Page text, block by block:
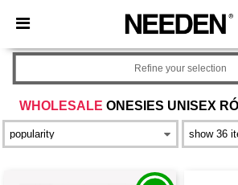
× Aplikacja Needen
Lepsze ceny w aplikacji!
WHOLESALE ONESIES UNISEX
Refine your selection